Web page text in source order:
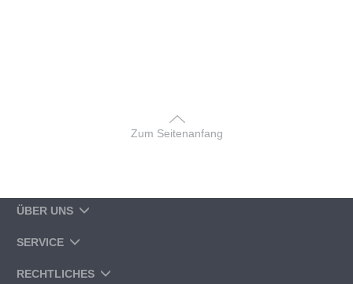
Zum Seitenanfang
ÜBER UNS
SERVICE
RECHTLICHES